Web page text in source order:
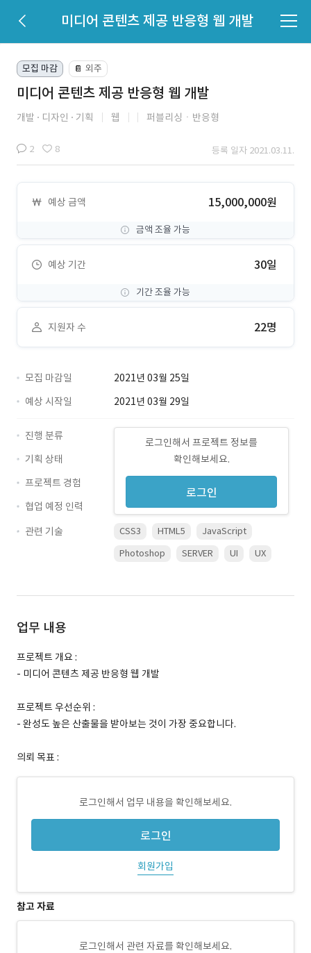
미디어 콘텐츠 제공 반응형 웹 개발
모집 마감 📔 외주
미디어 콘텐츠 제공 반응형 웹 개발
개발 디자인 기획 웹 퍼블리싱ㆍ반응형
2 8 등록 일자 2021.03.11.
예상 금액 15,000,000원
금액 조율 가능
예상 기간 30일
기간 조율 가능
지원자 수 22명
모집 마감일
2021년 03월 25일
예상 시작일
2021년 03월 29일
로그인해서 프로젝트 정보를
확인해보세요.
로그인
진행 분류
기획 상태
프로젝트 경험
협업 예정 인력
관련 기술
CSS3 HTML5
JavaScript
Photoshop
SERVER UI UX
업무 내용
프로젝트 개요 :
- 미디어 콘텐츠 제공 반응형 웹 개발
프로젝트 우선순위 :
- 완성도 높은 산출물을 받아보는 것이 가장 중요합니다.
의뢰 목표 :
로그인해서 업무 내용을 확인해보세요.
로그인
회원가입
참고 자료
로그인해서 관련 자료를 확인해보세요.